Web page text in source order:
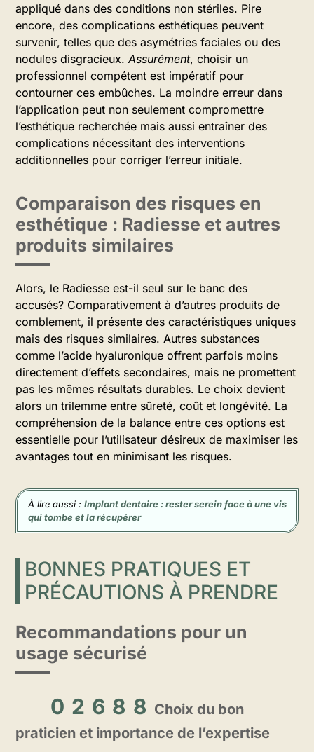
appliqué dans des conditions non stériles. Pire
encore, des complications esthétiques peuvent
survenir, telles que des asymétries faciales ou des
nodules disgracieux. Assurément, choisir un
professionnel compétent est impératif pour
contourner ces embûches. La moindre erreur dans
l’application peut non seulement compromettre
l’esthétique recherchée mais aussi entraîner des
complications nécessitant des interventions
additionnelles pour corriger l’erreur initiale.
Comparaison des risques en
esthétique : Radiesse et autres
produits similaires
Alors, le Radiesse est-il seul sur le banc des
accusés? Comparativement à d’autres produits de
comblement, il présente des caractéristiques uniques
mais des risques similaires. Autres substances
comme l’acide hyaluronique offrent parfois moins
directement d’effets secondaires, mais ne promettent
pas les mêmes résultats durables. Le choix devient
alors un trilemme entre sûreté, coût et longévité. La
compréhension de la balance entre ces options est
essentielle pour l’utilisateur désireux de maximiser les
avantages tout en minimisant les risques.
À lire aussi : Implant dentaire : rester serein face à une vis
qui tombe et la récupérer
BONNES PRATIQUES ET
PRÉCAUTIONS À PRENDRE
Recommandations pour un
usage sécurisé
Choix du bon
praticien et importance de l’expertise